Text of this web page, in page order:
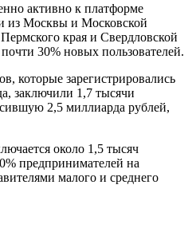
активно к платформе
из Москвы и Московской
края и Свердловской
30% новых пользователей.
которые зарегистрировались
заключили 1,7 тысячи
2,5 миллиарда рублей,
около 1,5 тысяч
предпринимателей на
малого и среднего